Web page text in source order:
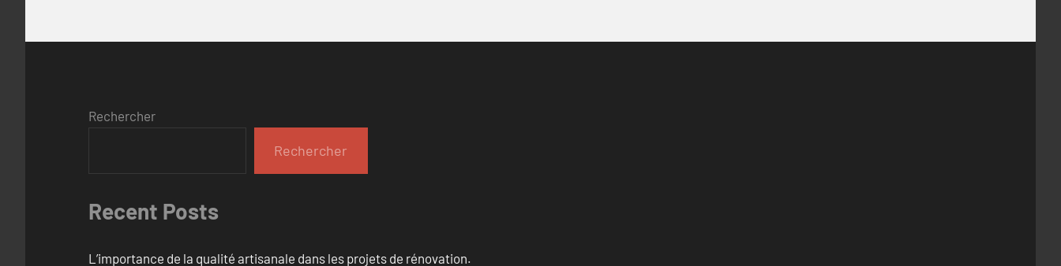
Rechercher
Rechercher
Recent Posts
L’importance de la qualité artisanale dans les projets de rénovation.